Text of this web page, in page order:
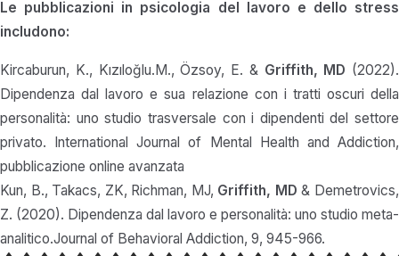
Le pubblicazioni in psicologia del lavoro e dello stress
includono:
Kircaburun, K., Kızıloğlu.M., Özsoy, E. & Griffith, MD (2022).
Dipendenza dal lavoro e sua relazione con i tratti oscuri della
personalità: uno studio trasversale con i dipendenti del settore
privato. International Journal of Mental Health and Addiction,
pubblicazione online avanzata
Kun, B., Takacs, ZK, Richman, MJ, Griffith, MD & Demetrovics,
Z. (2020). Dipendenza dal lavoro e personalità: uno studio meta-
analitico.Journal of Behavioral Addiction, 9, 945-966.